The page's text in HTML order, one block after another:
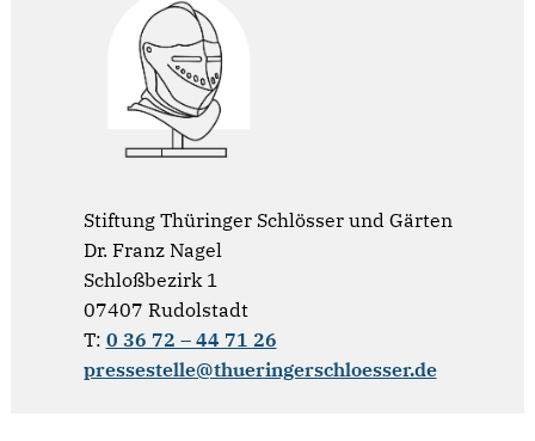
Stiftung Thüringer Schlösser und Gärten
Dr. Franz Nagel
Schloßbezirk 1
07407 Rudolstadt
T: 0 36 72 – 44 71 26
pressestelle@thueringerschloesser.de